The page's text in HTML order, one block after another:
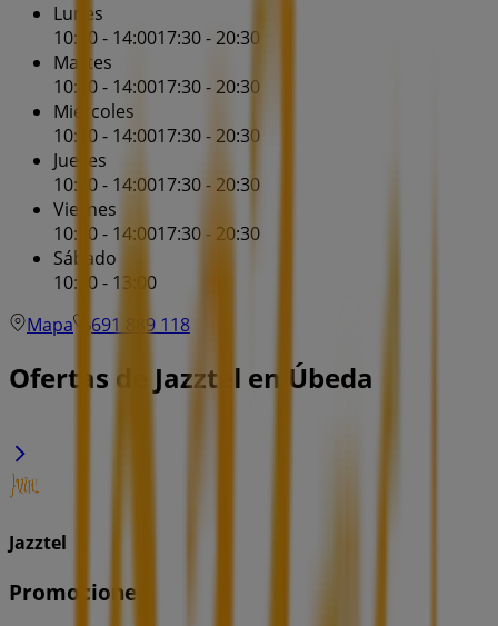
Lunes
10:00 - 14:0017:30 - 20:30
Martes
10:00 - 14:0017:30 - 20:30
Miércoles
10:00 - 14:0017:30 - 20:30
Jueves
10:00 - 14:0017:30 - 20:30
Viernes
10:00 - 14:0017:30 - 20:30
Sábado
10:00 - 13:00
Mapa
691 889 118
Ofertas de Jazztel en Úbeda
Jazztel
Promociones